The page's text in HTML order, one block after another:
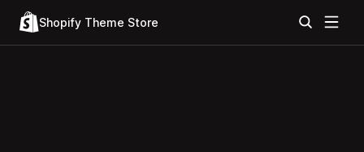
Shopify Theme Store